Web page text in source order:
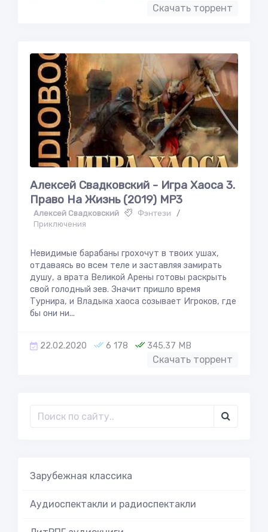
Скачать торрент
Алексей Свадковский - Игра Хаоса 3.
Право На Жизнь (2019) MP3
Алексей Свадковский Фэнтези
/
Приключения
Невидимые барабаны грохочут в твоих ушах,
отдаваясь во всем теле и заставляя замирать
душу, а врата Великой Арены готовы раскрыть
свой голодный зев. Значит пришло время
Турнира, и Владыка хаоса созывает Игроков, где
бы они ни...
22.02.2020 6 178 345.37 MB
Скачать торрент
Зарубежная классика
Аудиоспектакли и радиоспектакли